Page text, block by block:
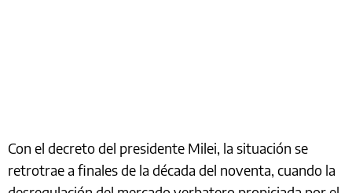
Con el decreto del presidente Milei, la situación se
retrotrae a finales de la década del noventa, cuando la